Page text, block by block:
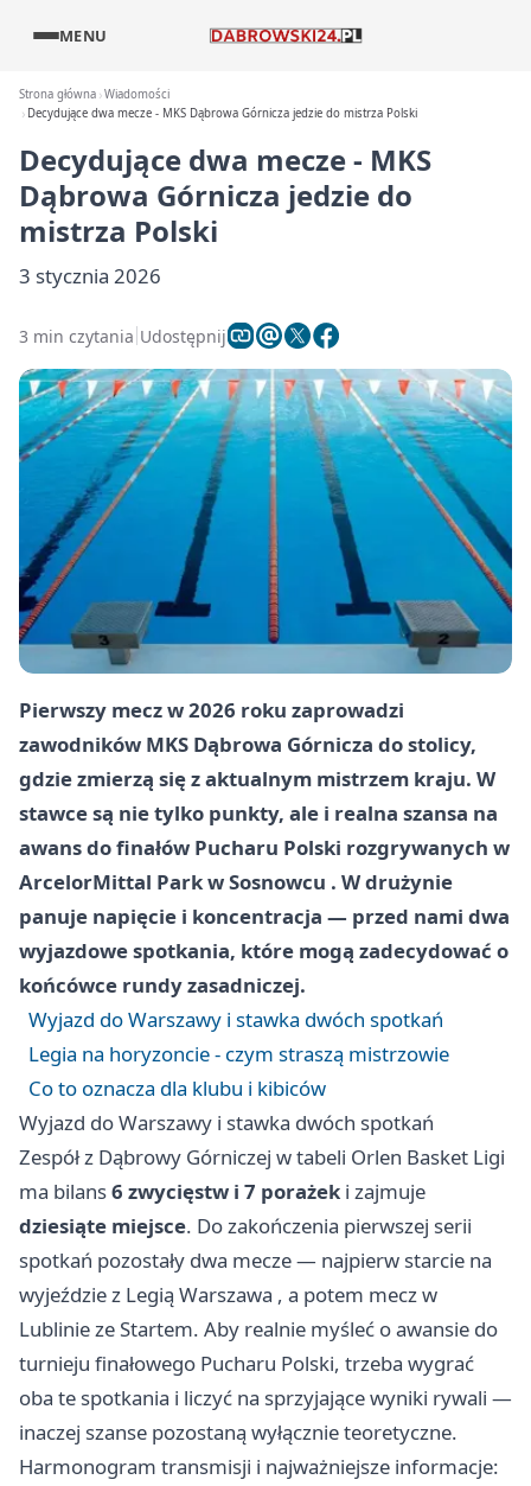
MENU
Strona główna Wiadomości
Decydujące dwa mecze - MKS Dąbrowa Górnicza jedzie do mistrza Polski
Decydujące dwa mecze - MKS
Dąbrowa Górnicza jedzie do
mistrza Polski
3 stycznia 2026
3 min czytania Udostępnij
Pierwszy mecz w 2026 roku zaprowadzi
zawodników MKS Dąbrowa Górnicza do stolicy,
gdzie zmierzą się z aktualnym mistrzem kraju. W
stawce są nie tylko punkty, ale i realna szansa na
awans do finałów Pucharu Polski rozgrywanych w
ArcelorMittal ParkwSosnowcu . W drużynie
panuje napięcie i koncentracja — przed nami dwa
wyjazdowe spotkania, które mogą zadecydować o
końcówce rundy zasadniczej.
Wyjazd do Warszawy i stawka dwóch spotkań
Legia na horyzoncie - czym straszą mistrzowie
Co to oznacza dla klubu i kibiców
Wyjazd do Warszawy i stawka dwóch spotkań
Zespół z Dąbrowy Górniczej w tabeli Orlen Basket Ligi
ma bilans6 zwycięstw i 7 porażek i zajmuje
dziesiąte miejsce. Do zakończenia pierwszej serii
spotkań pozostały dwa mecze — najpierw starcie na
wyjeździe z Legią Warszawa , a potem mecz w
Lublinie ze Startem. Aby realnie myśleć o awansie do
turnieju finałowego Pucharu Polski, trzeba wygrać
oba te spotkania i liczyć na sprzyjające wyniki rywali —
inaczej szanse pozostaną wyłącznie teoretyczne.
Harmonogram transmisji i najważniejsze informacje: